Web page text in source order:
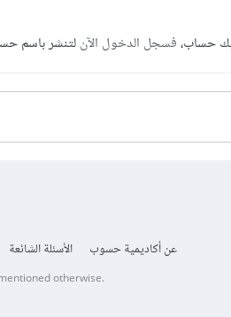
حساب،فسجل الدخول الآنلتنشر باسم
عن أكاديمية حسوب الأسئلة الشائعة
otherwise.